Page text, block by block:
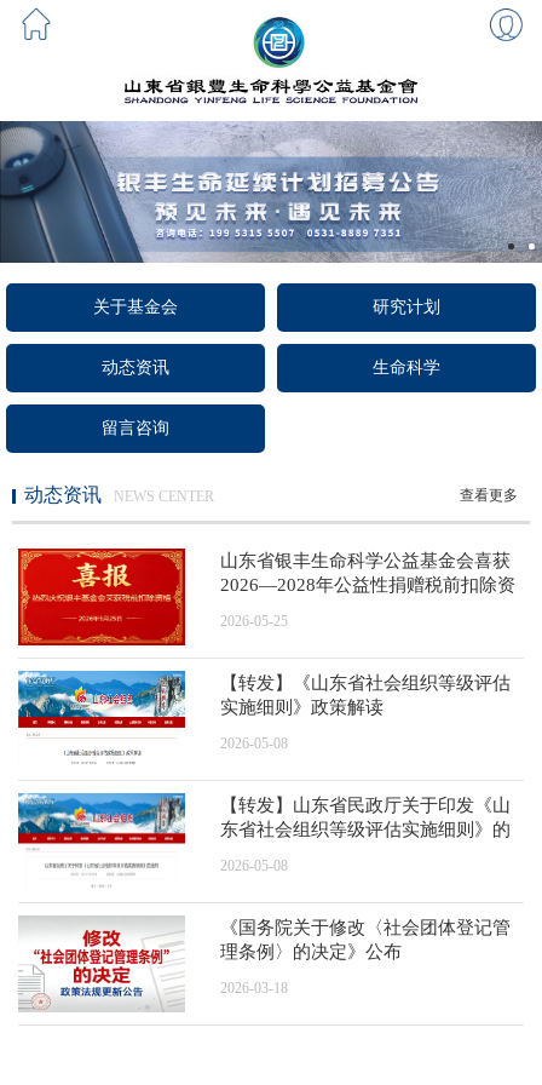
关于基金会 研究计划
动态资讯 生命科学
留言咨询
动态资讯 NEWS CENTER 查看更多
山东省银丰生命科学公益基金会喜获
2026—2028年公益性捐赠税前扣除资
2026-05-25
【转发】《山东省社会组织等级评估
实施细则》政策解读
2026-05-08
【转发】山东省民政厅关于印发《山
东省社会组织等级评估实施细则》的
2026-05-08
《国务院关于修改〈社会团体登记管
理条例〉的决定》公布
2026-03-18